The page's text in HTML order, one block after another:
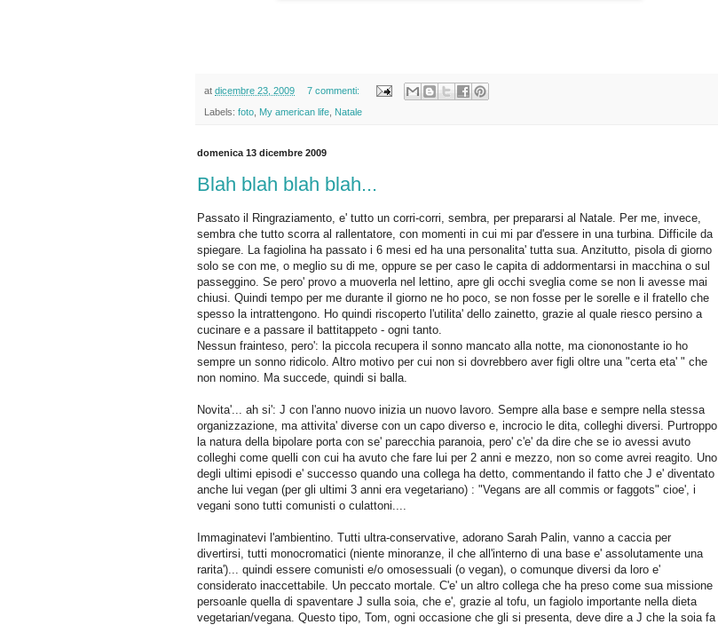
at dicembre 23, 2009 7 commenti:
Labels: foto My american life Natale
domenica 13 dicembre 2009
Blah blah blah blah...
Passato il Ringraziamento, e' tutto un corri-corri, sembra, per prepararsi al Natale. Per me, invece,
sembra che tutto scorra al rallentatore, con momenti in cui mi par d'essere in una turbina. Difficile da
spiegare. La fagiolina ha passato i 6 mesi ed ha una personalita' tutta sua. Anzitutto, pisola di giorno
solo se con me, o meglio su di me, oppure se per caso le capita di addormentarsi in macchina o sul
passeggino. Se pero' provo a muoverla nel lettino, apre gli occhi sveglia come se non li avesse mai
chiusi. Quindi tempo per me durante il giorno ne ho poco, se non fosse per le sorelle e il fratello che
spesso la intrattengono. Ho quindi riscoperto l'utilita' dello zainetto, grazie al quale riesco persino a
cucinare e a passare il battitappeto - ogni tanto.
Nessun frainteso, pero': la piccola recupera il sonno mancato alla notte, ma ciononostante io ho
sempre un sonno ridicolo. Altro motivo per cui non si dovrebbero aver figli oltre una "certa eta' " che
non nomino. Ma succede, quindi si balla.
Novita'... ah si': J con l'anno nuovo inizia un nuovo lavoro. Sempre alla base e sempre nella stessa
organizzazione, ma attivita' diverse con un capo diverso e, incrocio le dita, colleghi diversi. Purtroppo
la natura della bipolare porta con se' parecchia paranoia, pero' c'e' da dire che se io avessi avuto
colleghi come quelli con cui ha avuto che fare lui per 2 anni e mezzo, non so come avrei reagito. Uno
degli ultimi episodi e' successo quando una collega ha detto, commentando il fatto che J e' diventato
anche lui vegan (per gli ultimi 3 anni era vegetariano) : "Vegans are all commis or faggots" cioe', i
vegani sono tutti comunisti o culattoni....
Immaginatevi l'ambientino. Tutti ultra-conservative, adorano Sarah Palin, vanno a caccia per
divertirsi, tutti monocromatici (niente minoranze, il che all'interno di una base e' assolutamente una
rarita')... quindi essere comunisti e/o omosessuali (o vegan), o comunque diversi da loro e'
considerato inaccettabile. Un peccato mortale. C'e' un altro collega che ha preso come sua missione
persoanle quella di spaventare J sulla soia, che e', grazie al tofu, un fagiolo importante nella dieta
vegetarian/vegana. Questo tipo, Tom, ogni occasione che gli si presenta, deve dire a J che la soia fa